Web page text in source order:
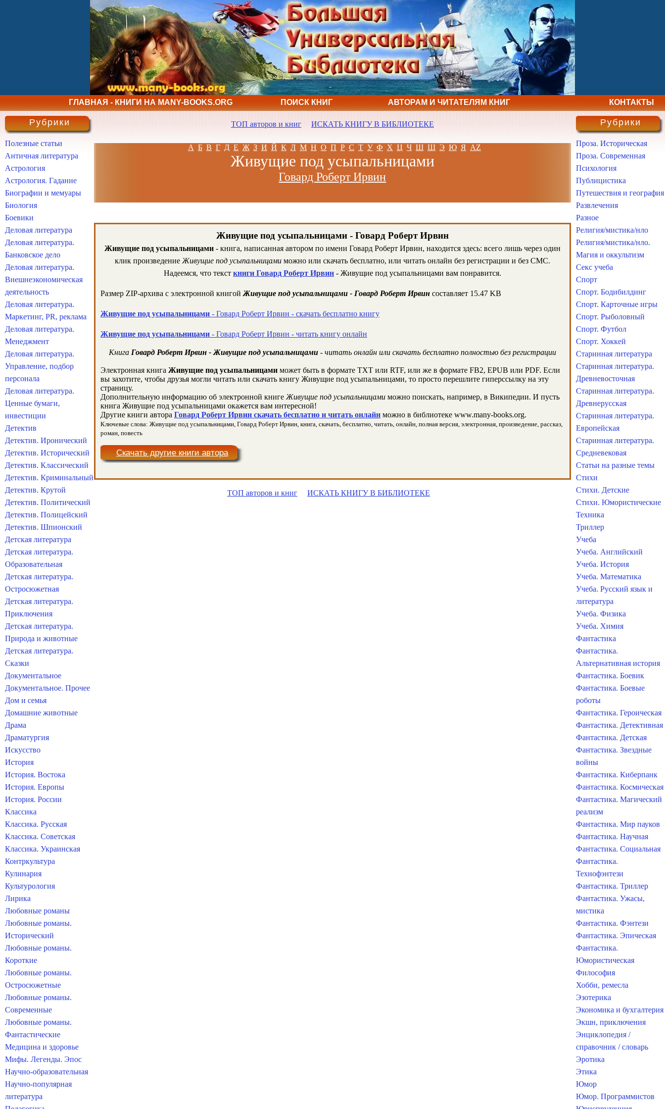
ГЛАВНАЯ - КНИГИ НА MANY-BOOKS.ORG ПОИСК КНИГ АВТОРАМ И ЧИТАТЕЛЯМ КНИГ КОНТАКТЫ
ТОП авторов и книг ИСКАТЬ КНИГУ В БИБЛИОТЕКЕ
А Б В Г Д Е Ж З И Й К Л М Н О П Р С Т У Ф Х Ц Ч Ш Щ Э Ю Я AZ
Живущие под усыпальницами
Говард Роберт Ирвин
Живущие под усыпальницами - Говард Роберт Ирвин
Живущие под усыпальницами - книга, написанная автором по имени Говард Роберт Ирвин, находится здесь: всего лишь через один
клик произведение Живущие под усыпальницами можно или скачать бесплатно, или читать онлайн без регистрации и без СМС.
Надеемся, что текст книги Говард Роберт Ирвин - Живущие под усыпальницами вам понравится.
Размер ZIP-архива c электронной книгой Живущие под усыпальницами - Говард Роберт Ирвин составляет 15.47 KB
Живущие под усыпальницами - Говард Роберт Ирвин - скачать бесплатно книгу
Живущие под усыпальницами - Говард Роберт Ирвин - читать книгу онлайн
Книга Говард Роберт Ирвин - Живущие под усыпальницами - читать онлайн или скачать бесплатно полностью без регистрации
Электронная книга Живущие под усыпальницами может быть в формате TXT или RTF, или же в формате FB2, EPUB или PDF. Если
вы захотите, чтобы друзья могли читать или скачать книгу Живущие под усыпальницами, то просто перешлите гиперссылку на эту
страницу.
Дополнительную информацию об электронной книге Живущие под усыпальницами можно поискать, например, в Википедии. И пусть
книга Живущие под усыпальницами окажется вам интересной!
Другие книги автора Говард Роберт Ирвин скачать бесплатно и читать онлайн можно в библиотеке www.many-books.org.
Ключевые слова: Живущие под усыпальницами, Говард Роберт Ирвин, книга, скачать, бесплатно, читать, онлайн, полная версия, электронная, произведение, рассказ,
роман, повесть
Скачать другие книги автора
ТОП авторов и книг ИСКАТЬ КНИГУ В БИБЛИОТЕКЕ
Рубрики
Полезные статьи
Античная литература
Астрология
Астрология. Гадание
Биографии и мемуары
Биология
Боевики
Деловая литература
Деловая литература.
Банковское дело
Деловая литература.
Внешнеэкономическая
деятельность
Деловая литература.
Маркетинг, PR, реклама
Деловая литература.
Менеджмент
Деловая литература.
Управление, подбор
персонала
Деловая литература.
Ценные бумаги,
инвестиции
Детектив
Детектив. Иронический
Детектив. Исторический
Детектив. Классический
Детектив. Криминальный
Детектив. Крутой
Детектив. Политический
Детектив. Полицейский
Детектив. Шпионский
Детская литература
Детская литература.
Образовательная
Детская литература.
Остросюжетная
Детская литература.
Приключения
Детская литература.
Природа и животные
Детская литература.
Сказки
Документальное
Документальное. Прочее
Дом и семья
Домашние животные
Драма
Драматургия
Искусство
История
История. Востока
История. Европы
История. России
Классика
Классика. Русская
Классика. Советская
Классика. Украинская
Контркультура
Кулинария
Культурология
Лирика
Любовные романы
Любовные романы.
Исторический
Любовные романы.
Короткие
Любовные романы.
Остросюжетные
Любовные романы.
Современные
Любовные романы.
Фантастические
Медицина и здоровье
Мифы. Легенды. Эпос
Научно-образовательная
Научно-популярная
литература
Рубрики
Проза. Историческая
Проза. Современная
Психология
Публицистика
Путешествия и география
Развлечения
Разное
Религия/мистика/нло
Религия/мистика/нло.
Магия и оккультизм
Секс учеба
Спорт
Спорт. Бодибилдинг
Спорт. Карточные игры
Спорт. Рыболовный
Спорт. Футбол
Спорт. Хоккей
Старинная литература
Старинная литература.
Древневосточная
Старинная литература.
Древнерусская
Старинная литература.
Европейская
Старинная литература.
Средневековая
Статьи на разные темы
Стихи
Стихи. Детские
Стихи. Юмористические
Техника
Триллер
Учеба
Учеба. Английский
Учеба. История
Учеба. Математика
Учеба. Русский язык и
литература
Учеба. Физика
Учеба. Химия
Фантастика
Фантастика.
Альтернативная история
Фантастика. Боевик
Фантастика. Боевые
роботы
Фантастика. Героическая
Фантастика. Детективная
Фантастика. Детская
Фантастика. Звездные
войны
Фантастика. Киберпанк
Фантастика. Космическая
Фантастика. Магический
реализм
Фантастика. Мир пауков
Фантастика. Научная
Фантастика. Социальная
Фантастика.
Технофэнтези
Фантастика. Триллер
Фантастика. Ужасы,
мистика
Фантастика. Фэнтези
Фантастика. Эпическая
Фантастика.
Юмористическая
Философия
Хобби, ремесла
Эзотерика
Экономика и бухгалтерия
Экшн, приключения
Энциклопедия /
справочник / словарь
Эротика
Этика
Юмор
Юмор. Программистов